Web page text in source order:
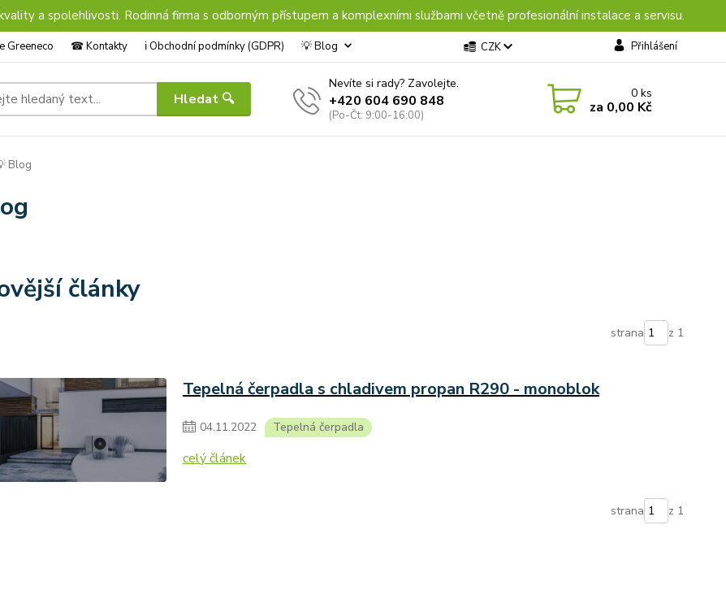
a spolehlivosti. Rodinná firma s odborným přístupem a komplexními službami včetně profesionální instalace a servisu.
Greeneco ☎︎ Kontakty ℹ︎ Obchodní podmínky (GDPR) 💡 Blog CZK Přihlášení
Hledat 🔍
Nevíte si rady? Zavolejte.
+420 604 690 848
(Po-Čt: 9:00-16:00)
0ks
za 0,00 Kč
Blog
články
strana z 1
Tepelná čerpadla s chladivem propan R290 - monoblok
04.11.2022 Tepelná čerpadla
celý článek
strana z 1